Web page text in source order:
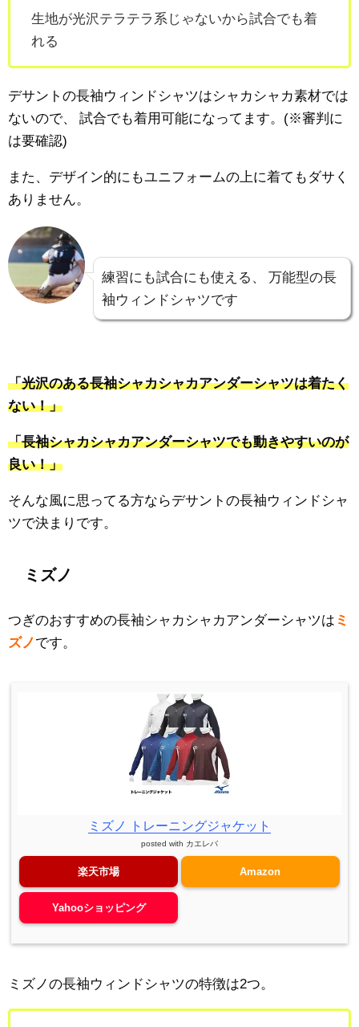
生地が光沢テラテラ系じゃないから試合でも着
れる
デサントの長袖ウィンドシャツはシャカシャカ素材では
ないので、
試合でも着用可能になってます。(※審判に
は要確認)
また、デザイン的にもユニフォームの上に着てもダサく
ありません。
練習にも試合にも使える、
万能型の長
袖ウィンドシャツです
「光沢のある長袖シャカシャカアンダーシャツは着たく
ない！」
「長袖シャカシャカアンダーシャツでも動きやすいのが
良い！」
そんな風に思ってる方ならデサントの長袖ウィンドシャ
ツで決まりです。
ミズノ
つぎのおすすめの長袖シャカシャカアンダーシャツは ミ
ズノです。
ミズノ トレーニングジャケット
posted with カエレバ
楽天市場 Amazon
Yahooショッピング
ミズノの長袖ウィンドシャツの特徴は2つ。